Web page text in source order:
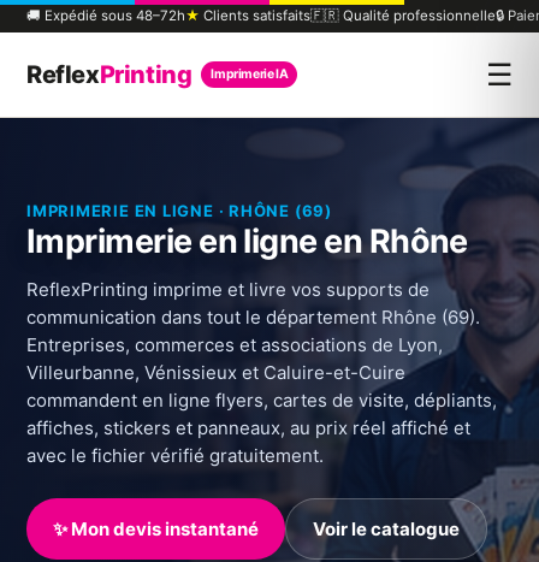
🚚 Expédié sous 48–72h★ Clients satisfaits🇫🇷 Qualité professionnelle🔒
ReflexPrinting Imprimerie IA ☰
IMPRIMERIE EN LIGNE · RHÔNE (69)
Imprimerie en ligne en Rhône
ReflexPrinting imprime et livre vos supports de
communication dans tout le département Rhône (69).
Entreprises, commerces et associations de Lyon,
Villeurbanne, Vénissieux et Caluire-et-Cuire
commandent en ligne flyers, cartes de visite, dépliants,
affiches, stickers et panneaux, au prix réel affiché et
avec le fichier vérifié gratuitement.
✨ Mon devis instantané Voir le catalogue